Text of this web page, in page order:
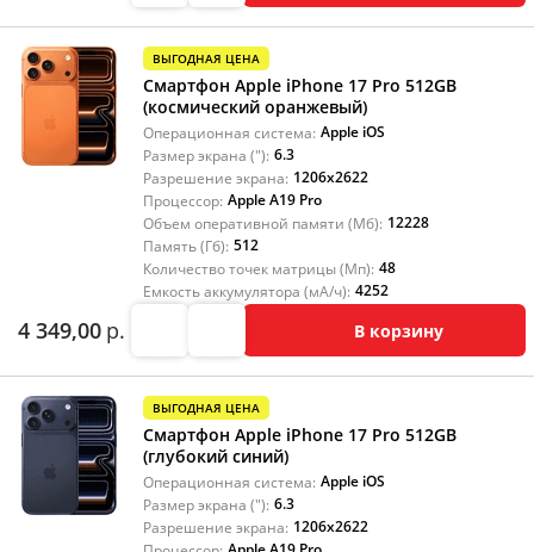
ВЫГОДНАЯ ЦЕНА
Смартфон Apple iPhone 17 Pro 512GB
(космический оранжевый)
Операционная система: Apple iOS
Размер экрана ("): 6.3
Разрешение экрана: 1206x2622
Процессор: Apple A19 Pro
Объем оперативной памяти (Мб): 12228
Память (Гб): 512
Количество точек матрицы (Мп): 48
Емкость аккумулятора (мА/ч): 4252
4 349,00 р. В корзину
ВЫГОДНАЯ ЦЕНА
Смартфон Apple iPhone 17 Pro 512GB
(глубокий синий)
Операционная система: Apple iOS
Размер экрана ("): 6.3
Разрешение экрана: 1206x2622